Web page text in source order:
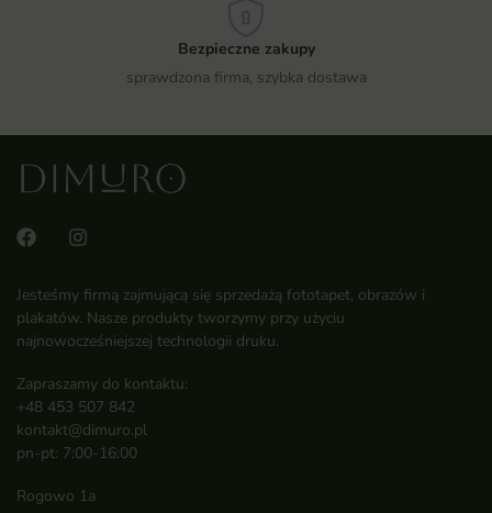
Bezpieczne zakupy
sprawdzona firma, szybka dostawa
Jesteśmy firmą zajmującą się sprzedażą fototapet, obrazów i
plakatów. Nasze produkty tworzymy przy użyciu
najnowocześniejszej technologii druku.
Zapraszamy do kontaktu:
+48 453 507 842
kontakt@dimuro.pl
pn-pt: 7:00-16:00
Rogowo 1a